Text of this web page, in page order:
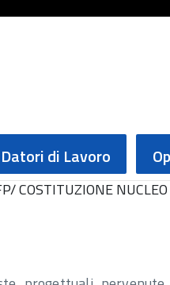
Datori di Lavoro
COSTITUZIONE